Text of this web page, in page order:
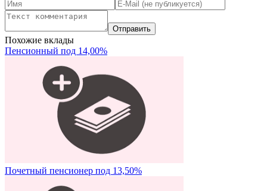
Похожие вклады
Пенсионный под 14,00%
Почетный пенсионер под 13,50%